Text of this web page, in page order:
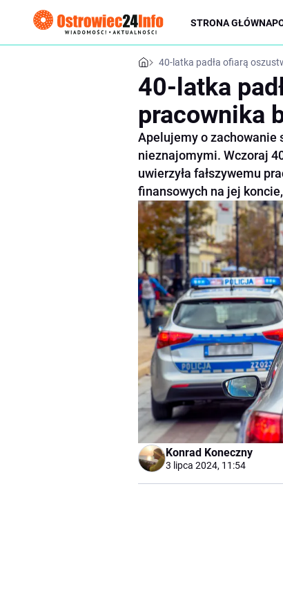
STRONA GŁÓWNA
40-latka padła ofiarą
40-latka
pracownika
Apelujemy o zachowanie
nieznajomymi. Wczoraj
uwierzyła fałszywemu
finansowych na jej
Konrad Koneczny
3 lipca 2024, 11:54